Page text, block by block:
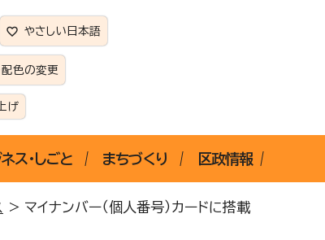
やさしい日本語
配色の変更
げ
ス・しごと まちづくり 区政情報
> マイナンバー（個人番号）カードに搭載